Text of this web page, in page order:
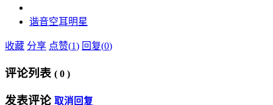
谐音空耳明星
收藏 分享 点赞(1) 回复(0)
评论列表 ( 0 )
发表评论 取消回复